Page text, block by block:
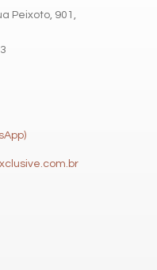
Peixoto, 901,